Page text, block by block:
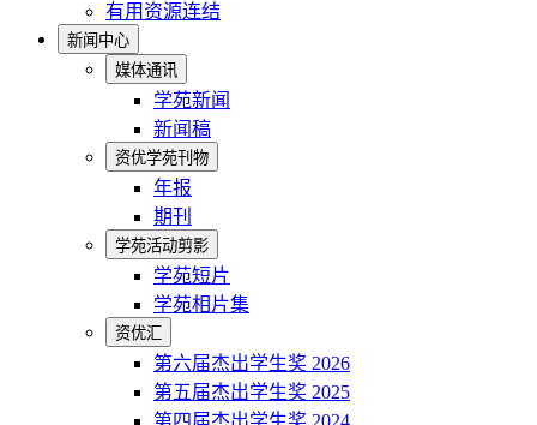
有用资源连结
新闻中心
媒体通讯
学苑新闻
新闻稿
资优学苑刊物
年报
期刊
学苑活动剪影
学苑短片
学苑相片集
资优汇
第六届杰出学生奖 2026
第五届杰出学生奖 2025
第四届杰出学生奖 2024